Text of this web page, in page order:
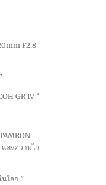
F2.8
GR IV ”
ละความไว
โลก ”